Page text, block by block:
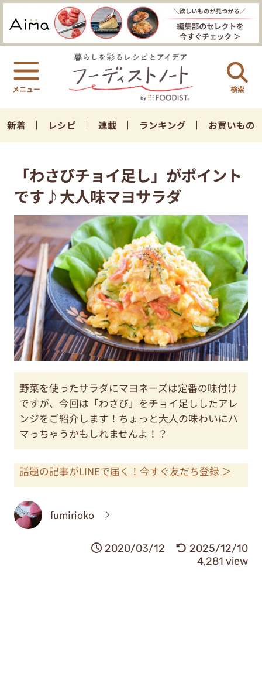
検索
新着 レシピ 連載 ランキング お買いもの
「わさびチョイ足し」がポイント
です♪大人味マヨサラダ
野菜を使ったサラダにマヨネーズは定番の味付け
ですが、今回は「わさび」をチョイ足ししたアレ
ンジをご紹介します！ちょっと大人の味わいにハ
マっちゃうかもしれませんよ！？
話題の記事がLINEで届く！今すぐ友だち登録 ＞
fumirioko
2020/03/12
2025/12/10
4,281 view